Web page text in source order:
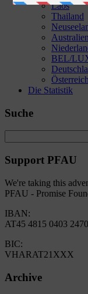
Laos
Thailand
Australien
BEL/
Österreich
Die Statistik
Suche
Support PFAU
We're taking this
PFAU - Promise
IBAN:
AT45 4815 0403
BIC:
VHARAT21XXX
Archive